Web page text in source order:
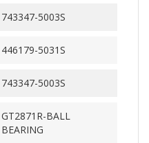
743347-5003S
446179-5031S
743347-5003S
GT2871R-BALL
BEARING